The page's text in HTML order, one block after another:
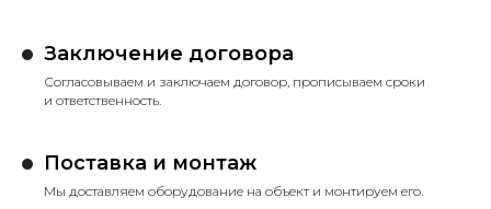
Заключение договора
Согласовываем и заключаем договор, прописываем сроки
и ответственность.
Поставка и монтаж
Мы доставляем оборудование на объект и монтируем его.